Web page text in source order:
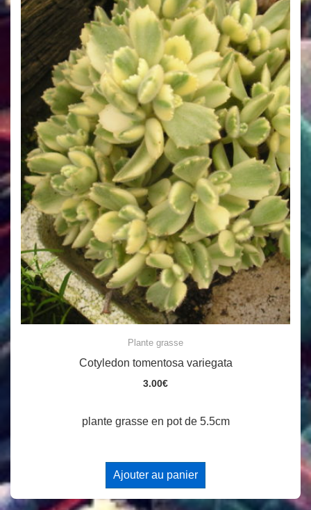
Plante grasse
Cotyledon tomentosa variegata
3.00€
plante grasse en pot de 5.5cm
Ajouter au panier